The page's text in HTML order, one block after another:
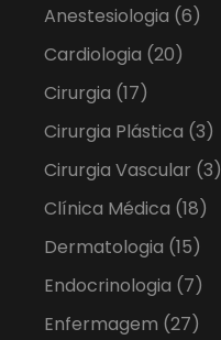
Anestesiologia (6)
Cardiologia (20)
Cirurgia (17)
Cirurgia Plástica (3)
Cirurgia Vascular (3)
Clínica Médica (18)
Dermatologia (15)
Endocrinologia (7)
Enfermagem (27)